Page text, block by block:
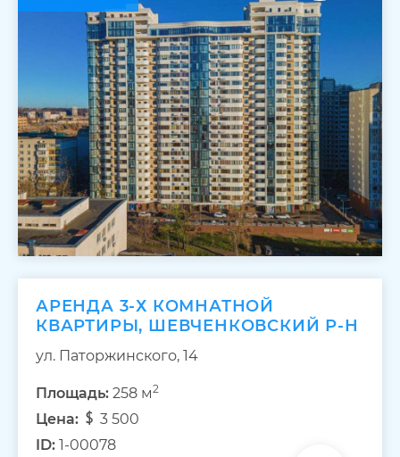
АРЕНДА 3-Х КОМНАТНОЙ
КВАРТИРЫ, ШЕВЧЕНКОВСКИЙ Р-Н
ул. Паторжинского, 14
Площадь: 258 м2
Цена:
3 500
ID: 1-00078